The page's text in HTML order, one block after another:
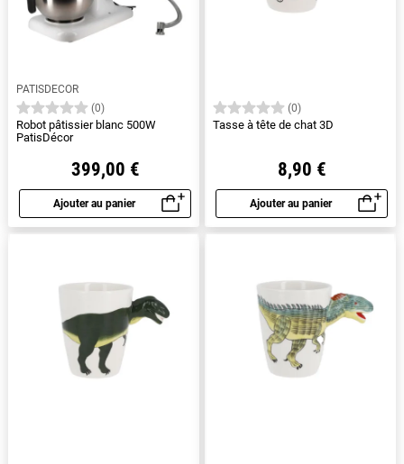
PATISDECOR
(0)
Robot pâtissier blanc 500W
PatisDécor
399,00 €
Ajouter au panier
Aperçu rapide
(0)
Tasse à tête de chat 3D
8,90 €
Ajouter au panier
Aperçu rapide